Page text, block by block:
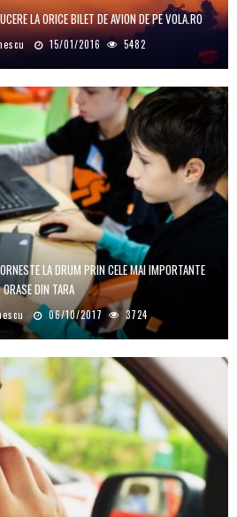
LA ORICE BILET DE AVION DE PE VOLA.RO
15/01/2016 5482
LA DRUM PRIN CELE MAI IMPORTANTE
ORASE DIN TARA
06/10/2017 3724